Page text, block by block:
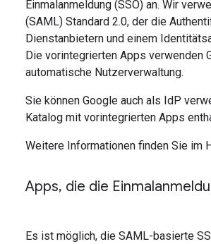
Einmalanmeldung (SSO) an. Wir
(SAML) Standard 2.0, der die
Dienstanbietern und einem
Die vorintegrierten Apps verwenden
automatische Nutzerverwaltung.
Sie können Google auch als IdP
Katalog mit vorintegrierten Apps
Weitere Informationen finden Sie im
Apps, die die
Es ist möglich, die SAML-basierte